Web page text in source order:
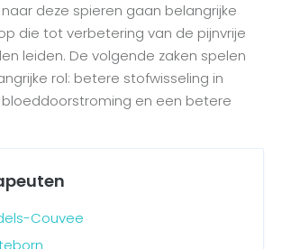
deze spieren gaan belangrijke
die tot verbetering van de pijnvrije
leiden. De volgende zaken spelen
rol: betere stofwisseling in
en een betere
Couvee